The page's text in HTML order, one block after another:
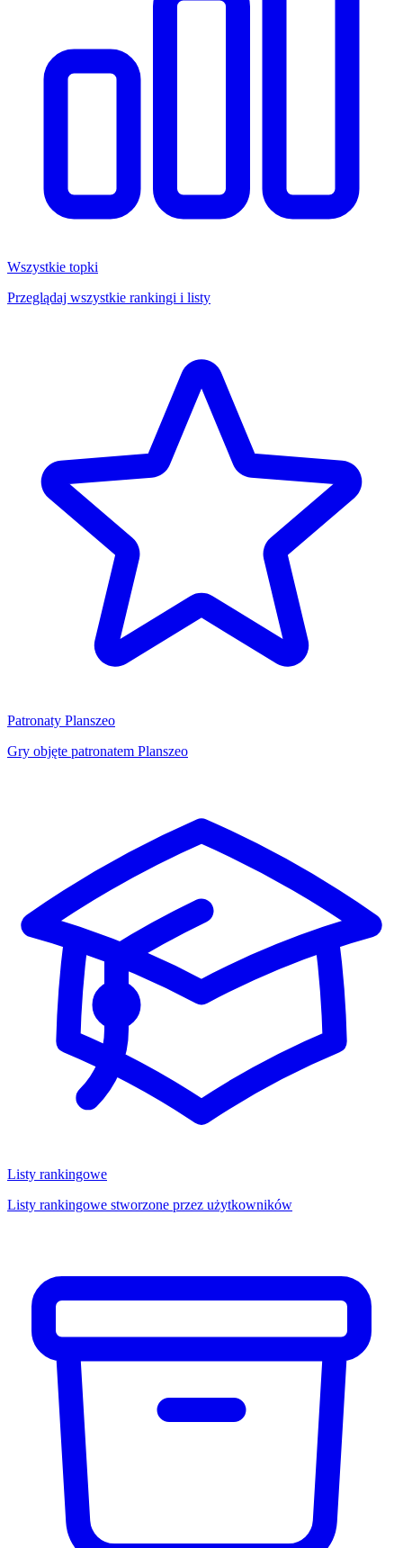
Wszystkie topki
Przeglądaj wszystkie rankingi i listy
Patronaty Planszeo
Gry objęte patronatem Planszeo
Listy rankingowe
Listy rankingowe stworzone przez użytkowników